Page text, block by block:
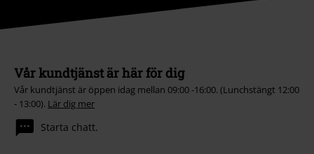
Vår kundtjänst är här för dig
Vår kundtjänst är öppen idag mellan 09:00 -16:00. (Lunchstängt 12:00
- 13:00). Lär dig mer
Starta chatt.